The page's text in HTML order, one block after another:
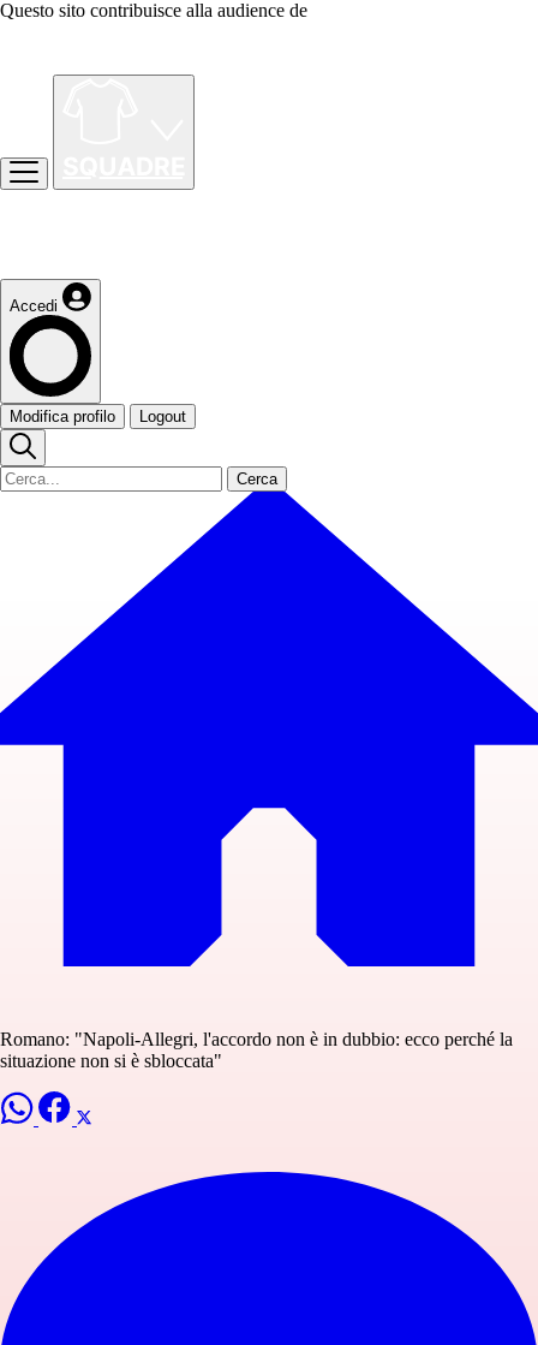
Questo sito contribuisce alla audience de
Accedi
Modifica profilo Logout
Cerca
Romano: "Napoli-Allegri, l'accordo non è in dubbio: ecco perché la
situazione non si è sbloccata"